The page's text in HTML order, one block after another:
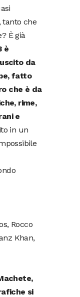
tanto che
È già
è
da
fatto
che è da
rime,
e
in un
Rocco
Khan,
si